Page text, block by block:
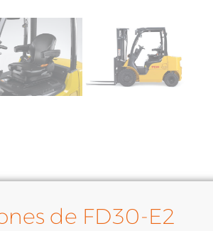
de FD30-E2